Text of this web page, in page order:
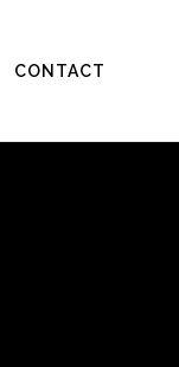
CONTACT